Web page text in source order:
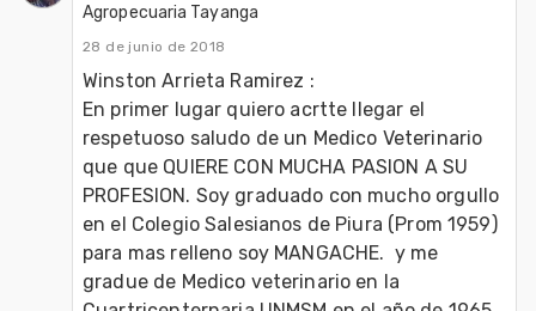
Agropecuaria Tayanga
28 de junio de 2018
Winston Arrieta Ramirez :
En primer lugar quiero acrtte llegar el
respetuoso saludo de un Medico Veterinario
que que QUIERE CON MUCHA PASION A SU
PROFESION. Soy graduado con mucho orgullo
en el Colegio Salesianos de Piura (Prom 1959)
para mas relleno soy MANGACHE.  y me
gradue de Medico veterinario en la